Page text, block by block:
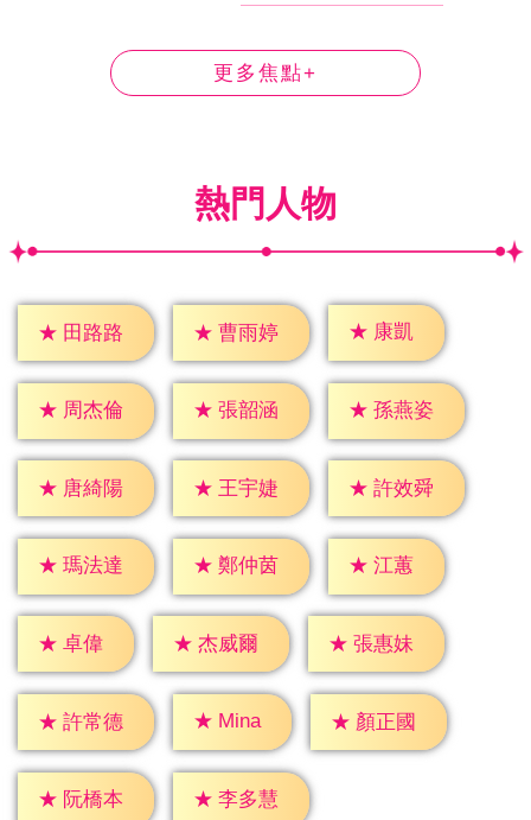
更多焦點+
熱門人物
★ 田路路 ★ 曹雨婷 ★ 康凱
★ 周杰倫 ★ 張韶涵 ★ 孫燕姿
★ 唐綺陽 ★ 王宇婕 ★ 許效舜
★ 瑪法達 ★ 鄭仲茵 ★ 江蕙
★ 卓偉 ★ 杰威爾 ★ 張惠妹
★ 許常德 ★ Mina ★ 顏正國
★ 阮橋本 ★ 李多慧